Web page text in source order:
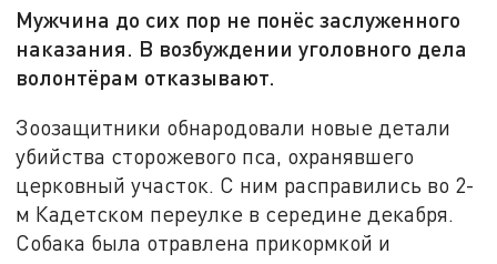
Мужчина до сих пор не понёс заслуженного
наказания. В возбуждении уголовного дела
волонтёрам отказывают.
Зоозащитники обнародовали новые детали
убийства сторожевого пса, охранявшего
церковный участок. С ним расправились во 2-
м Кадетском переулке в середине декабря.
Собака была отравлена прикормкой и